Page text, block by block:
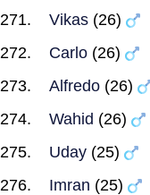
Vikas (26)
Carlo (26)
Alfredo (26)
Wahid (26)
Uday (25)
Imran (25)